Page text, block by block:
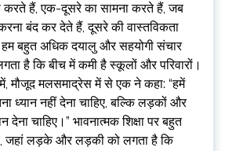
करते हैं, एक-दूसरे का सामना करते हैं, जब
बंद कर देते हैं, दूसरे की वास्तविकता
बहुत अधिक दयालु और सहयोगी संचार
है कि बीच में कमी है स्कूलों और परिवारों।
मौजूद मलसमाद्रेस में से एक ने कहा: “हमें
ध्यान नहीं देना चाहिए, बल्कि लड़कों और
चाहिए।” भावनात्मक शिक्षा पर बहुत
जहां लड़के और लड़की को लगता है कि